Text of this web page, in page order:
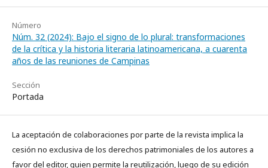
Número
Núm. 32 (2024): Bajo el signo de lo plural: transformaciones
de la crítica y la historia literaria latinoamericana, a cuarenta
años de las reuniones de Campinas
Sección
Portada
La aceptación de colaboraciones por parte de la revista implica la
cesión no exclusiva de los derechos patrimoniales de los autores a
favor del editor, quien permite la reutilización, luego de su edición